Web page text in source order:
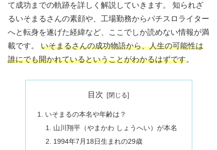
て成功までの軌跡を詳しく解説していきます。 知られざ
るいそまるさんの素顔や、工場勤務からパチスロライター
へと転身を遂げた経緯など、ここでしか読めない情報が満
載です。 いそまるさんの成功物語から、人生の可能性は
誰にでも開かれているということがわかるはずです。
目次
いそまるの本名や年齢は？
山川翔平（やまかわ しょうへい）が本名
1994年7月18日生まれの29歳